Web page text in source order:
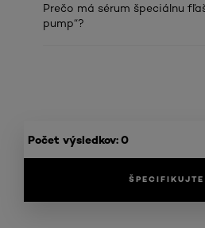
Prečo má sérum špeciálnu
pump“?
Počet výsledkov: 0
ŠPECIFIKUJTE